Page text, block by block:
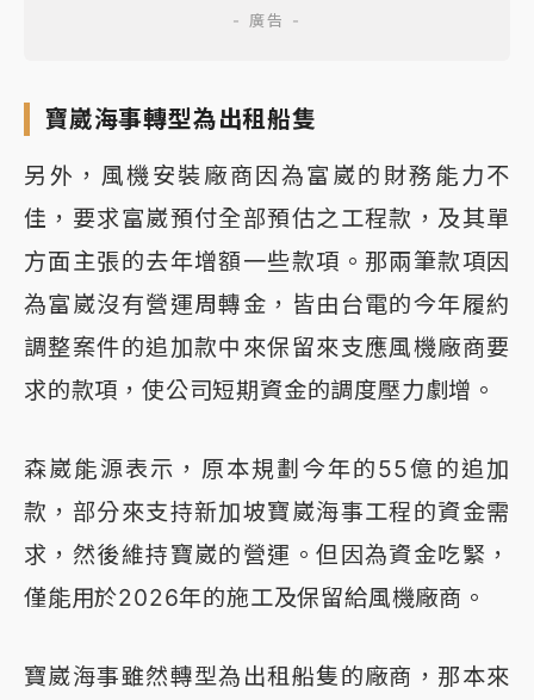
寶崴海事轉型為出租船隻
另外，風機安裝廠商因為富崴的財務能力不
佳，要求富崴預付全部預估之工程款，及其單
方面主張的去年增額一些款項。那兩筆款項因
為富崴沒有營運周轉金，皆由台電的今年履約
調整案件的追加款中來保留來支應風機廠商要
求的款項，使公司短期資金的調度壓力劇增。
森崴能源表示，原本規劃今年的55億的追加
款，部分來支持新加坡寶崴海事工程的資金需
求，然後維持寶崴的營運。但因為資金吃緊，
僅能用於2026年的施工及保留給風機廠商。
寶崴海事雖然轉型為出租船隻的廠商，那本來